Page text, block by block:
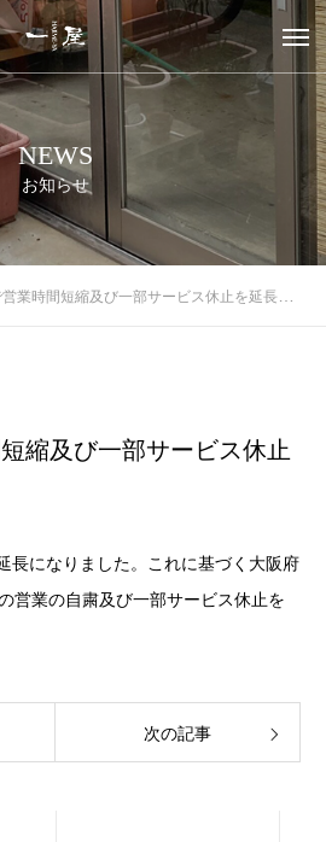
NEWS
お知らせ
業時間短縮及び一部サービス休止を延長します。
縮及び一部サービス休止
長になりました。これに基づく大阪府
営業の自粛及び一部サービス休止を
次の記事